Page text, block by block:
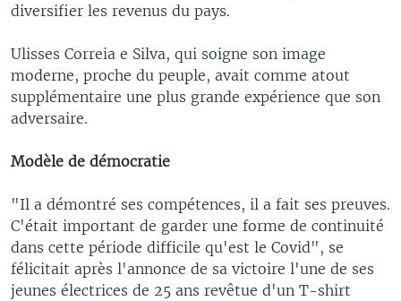
diversifier les revenus du pays.
Ulisses Correia e Silva, qui soigne son image
moderne, proche du peuple, avait comme atout
supplémentaire une plus grande expérience que son
adversaire.
Modèle de démocratie
"Il a démontré ses compétences, il a fait ses preuves.
C'était important de garder une forme de continuité
dans cette période difficile qu'est le Covid", se
félicitait après l'annonce de sa victoire l'une de ses
jeunes électrices de 25 ans revêtue d'un T-shirt